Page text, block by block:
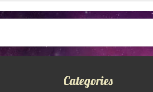
Categories